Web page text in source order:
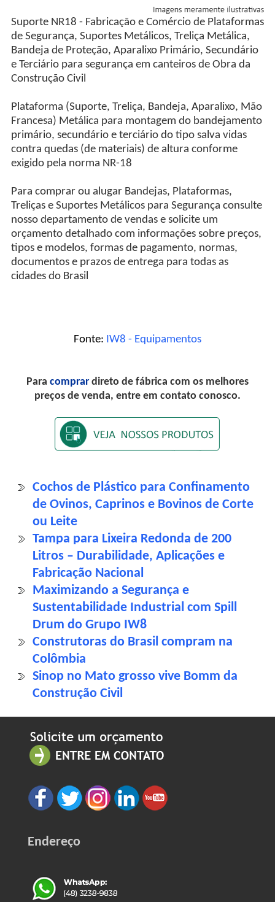
Suporte NR18 - Fabricação e Comércio de Plataformas
de Segurança, Suportes Metálicos, Treliça Metálica,
Bandeja de Proteção, Aparalixo Primário, Secundário
e Terciário para segurança em canteiros de Obra da
Construção Civil
Plataforma (Suporte, Treliça, Bandeja, Aparalixo, Mão
Francesa) Metálica para montagem do bandejamento
primário, secundário e terciário do tipo salva vidas
contra quedas (de materiais) de altura conforme
exigido pela norma NR-18
Para comprar ou alugar Bandejas, Plataformas,
Treliças e Suportes Metálicos para Segurança consulte
nosso departamento de vendas e solicite um
orçamento detalhado com informações sobre preços,
tipos e modelos, formas de pagamento, normas,
documentos e prazos de entrega para todas as
cidades do Brasil
Fonte: IW8 - Equipamentos
Para comprar direto de fábrica com os melhores
preços de venda, entre em contato conosco.
Cochos de Plástico para Confinamento
de Ovinos, Caprinos e Bovinos de Corte
ou Leite
Tampa para Lixeira Redonda de 200
Litros – Durabilidade, Aplicações e
Fabricação Nacional
Maximizando a Segurança e
Sustentabilidade Industrial com Spill
Drum do Grupo IW8
Construtoras do Brasil compram na
Colômbia
Sinop no Mato grosso vive Bomm da
Construção Civil
Endereço